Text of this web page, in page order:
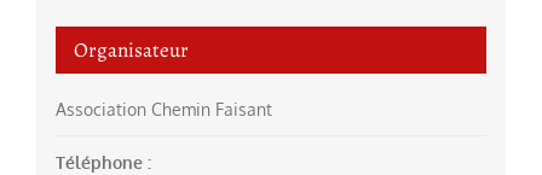
Organisateur
Association Chemin Faisant
Téléphone :